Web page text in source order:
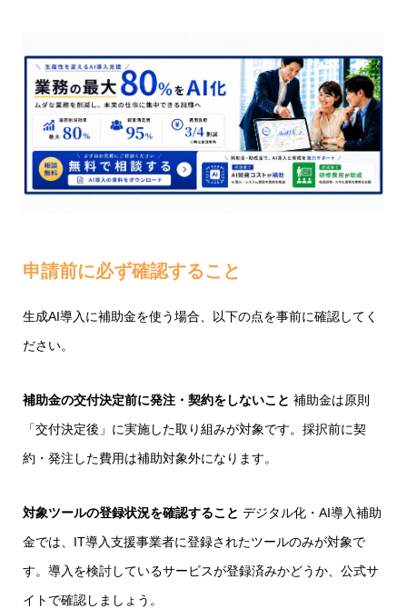
申請前に必ず確認すること
生成AI導入に補助金を使う場合、以下の点を事前に確認してく
ださい。
補助金の交付決定前に発注・契約をしないこと 補助金は原則
「交付決定後」に実施した取り組みが対象です。採択前に契
約・発注した費用は補助対象外になります。
対象ツールの登録状況を確認すること デジタル化・AI導入補助
金では、IT導入支援事業者に登録されたツールのみが対象で
す。導入を検討しているサービスが登録済みかどうか、公式サ
イトで確認しましょう。